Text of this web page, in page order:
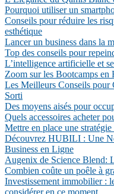
Pourquoi utiliser un
Conseils pour réduire les
esthétique
Lancer un business dans la
Top des conseils pour
L’intelligence artificielle et
Zoom sur les Bootcamps en
Les Meilleurs Conseils pour
Sorti
Des moyens aisés pour
Quels accessoires acheter
Mettre en place une
Découvrez HUBILI : Une
Business en Ligne
Augenix de Science Blend:
Combien coûte un poêle à
Investissement immobilier :
considérer en ce moment